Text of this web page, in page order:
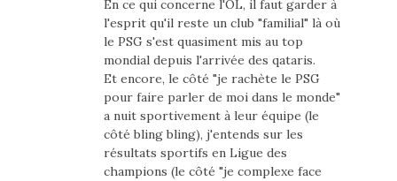
En ce qui concerne l'OL, il faut garder à
l'esprit qu'il reste un club "familial" là où
le PSG s'est quasiment mis au top
mondial depuis l'arrivée des qataris.
Et encore, le côté "je rachète le PSG
pour faire parler de moi dans le monde"
a nuit sportivement à leur équipe (le
côté bling bling), j'entends sur les
résultats sportifs en Ligue des
champions (le côté "je complexe face